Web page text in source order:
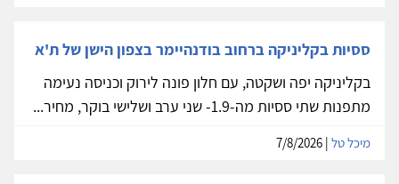
ססיות בקליניקה ברחוב בודנהיימר בצפון הישן של ת'א
בקליניקה יפה ושקטה, עם חלון פונה לירוק וכניסה נעימה
מתפנות שתי ססיות מה-1.9- שני ערב ושלישי בוקר, מחיר...
מיכל טל